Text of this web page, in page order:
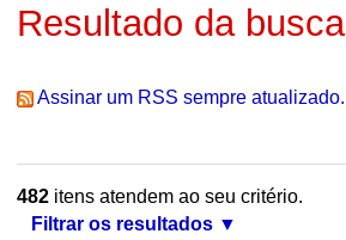
Resultado da busca
Assinar um RSS sempre atualizado.
482itens atendem ao seu critério.
Filtrar os resultados